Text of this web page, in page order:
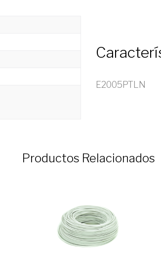
E2005PTLN
Productos Relacionados